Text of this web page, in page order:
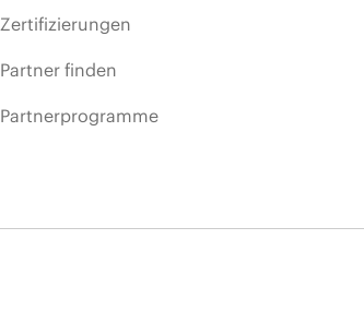
Zertifizierungen
Partner finden
Partnerprogramme